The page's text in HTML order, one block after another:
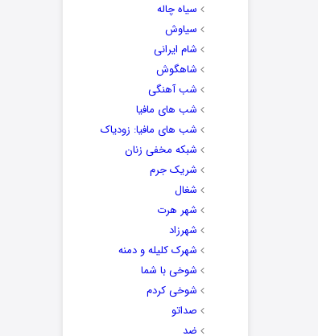
سیاه چاله
سیاوش
شام ایرانی
شاهگوش
شب آهنگی
شب های مافیا
شب های مافیا: زودیاک
شبکه مخفی زنان
شریک جرم
شغال
شهر هرت
شهرزاد
شهرک کلیله و دمنه
شوخی با شما
شوخی کردم
صداتو
ضد